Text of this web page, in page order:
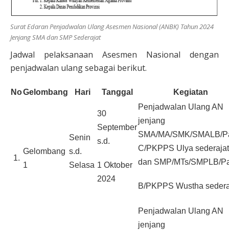
Surat Edaran Penjadwalan Ulang Asesmen Nasional (ANBK) Tahun 2024
Jenjang SMA dan SMP Sederajat
Jadwal pelaksanaan Asesmen Nasional dengan
penjadwalan ulang sebagai berikut.
NoGelombang Hari Tanggal Kegiatan
1.
Gelombang
1
Senin
s.d.
Selasa
30
September
s.d.
1 Oktober
2024
Penjadwalan Ulang AN
jenjang
SMA/MA/SMK/SMALB/
C/PKPPS Ulya sederajat
dan SMP/MTs/SMPLB/
B/PKPPS Wustha
Penjadwalan Ulang AN
jenjang